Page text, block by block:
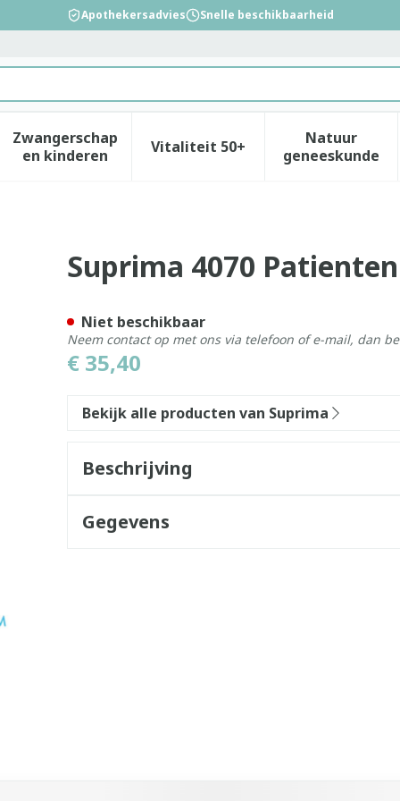
Apothekersadvies Snelle beschikbaarheid
verzorging en hygiëne categorie
voor Dieet, voeding en vitamines categorie
Zwangerschap
en kinderenToon submenu voor Zwangerschap en
Vitaliteit 50+Toon submenu voor
Natuur
geneeskunde
Toon
Dame Geel S- M
Suprima 4070
€ 35,40
Niet beschikbaar
Neem contact op met ons via telefoon of e-mail, dan
Bekijk alle producten van Suprima
Beschrijving
Gegevens